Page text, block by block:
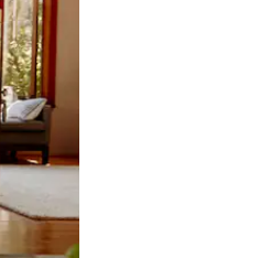
glisser.